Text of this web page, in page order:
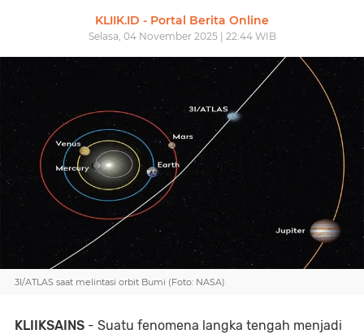
KLIIK.ID - Portal Berita Online
Selasa, 04 November 2025 | 22:44 WIB
3I/ATLAS saat melintasi orbit Bumi (Foto: NASA)
KLIIKSAINS - Suatu fenomena langka tengah menjadi